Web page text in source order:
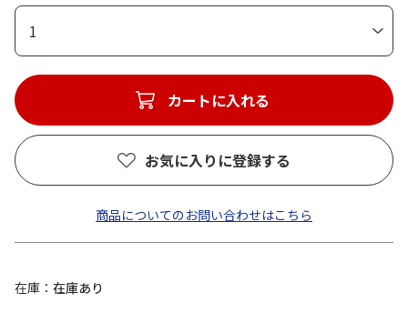
1
カートに入れる
お気に入りに登録する
商品についてのお問い合わせはこちら
在庫
在庫あり